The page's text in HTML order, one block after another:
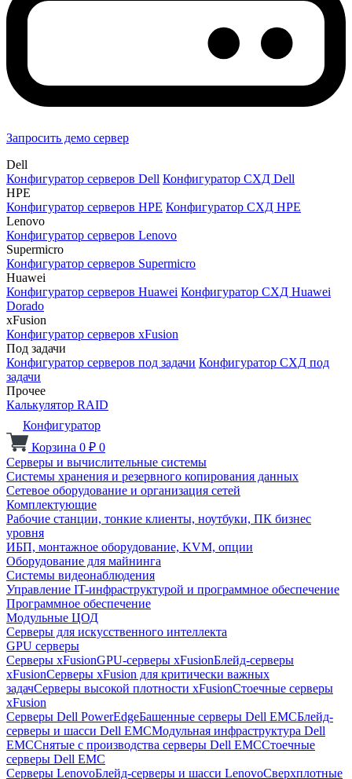
Запросить демо сервер
Dell
Конфигуратор серверов Dell Конфигуратор СХД Dell
HPE
Конфигуратор серверов HPE Конфигуратор СХД HPE
Lenovo
Конфигуратор серверов Lenovo
Supermicro
Конфигуратор серверов Supermicro
Huawei
Конфигуратор серверов Huawei Конфигуратор СХД Huawei
Dorado
xFusion
Конфигуратор серверов xFusion
Под задачи
Конфигуратор серверов под задачи Конфигуратор СХД под
задачи
Прочее
Калькулятор RAID
Конфигуратор
Корзина 0 ₽ 0
Серверы и вычислительные системы
Системы хранения и резервного копирования данных
Сетевое оборудование и организация сетей
Комплектующие
Рабочие станции, тонкие клиенты, ноутбуки, ПК бизнес
уровня
ИБП, монтажное оборудование, KVM, опции
Оборудование для майнинга
Системы видеонаблюдения
Управление IT-инфраструктурой и программное обеспечение
Программное обеспечение
Модульные ЦОД
Серверы для искусственного интеллекта
GPU серверы
Серверы xFusionGPU-серверы xFusionБлейд-серверы
xFusionСерверы xFusion для критически важных
задачСерверы высокой плотности xFusionСтоечные серверы
xFusion
Серверы Dell PowerEdgeБашенные серверы Dell EMCБлейд-
серверы и шасси Dell EMCМодульная инфраструктура Dell
EMCСнятые с производства серверы Dell EMCСтоечные
серверы Dell EMC
Серверы LenovoБлейд-серверы и шасси LenovoСверхплотные